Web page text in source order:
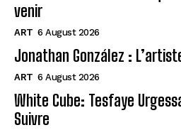
venir
ART 6 August 2026
Jonathan González :
ART 6 August 2026
White Cube: Tesfaye
Suivre